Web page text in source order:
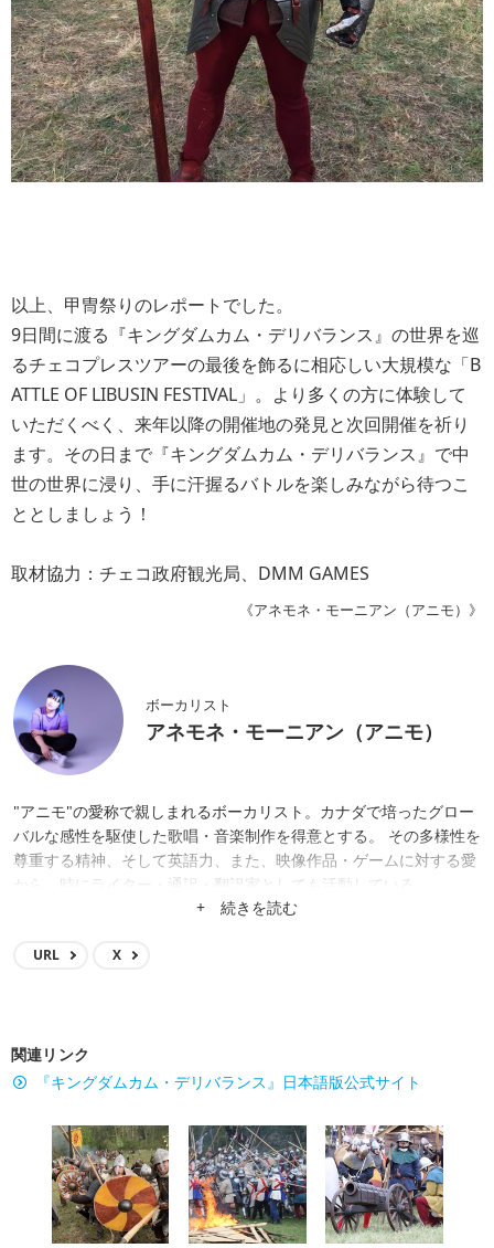
以上、甲冑祭りのレポートでした。
9日間に渡る『キングダムカム・デリバランス』の世界を巡
るチェコプレスツアーの最後を飾るに相応しい大規模な「B
ATTLE OF LIBUSIN FESTIVAL」。より多くの方に体験して
いただくべく、来年以降の開催地の発見と次回開催を祈り
ます。その日まで『キングダムカム・デリバランス』で中
世の世界に浸り、手に汗握るバトルを楽しみながら待つこ
ととしましょう！
取材協力：チェコ政府観光局、DMM GAMES
《アネモネ・モーニアン（アニモ）》
ボーカリスト
アネモネ・モーニアン（アニモ）
"アニモ"の愛称で親しまれるボーカリスト。カナダで培ったグロー
バルな感性を駆使した歌唱・音楽制作を得意とする。 その多様性を
尊重する精神、そして英語力、また、映像作品・ゲームに対する愛
から、時にライター・通訳・翻訳家としても活動している。
+ 続きを読む
URL X
関連リンク
『キングダムカム・デリバランス』日本語版公式サイト